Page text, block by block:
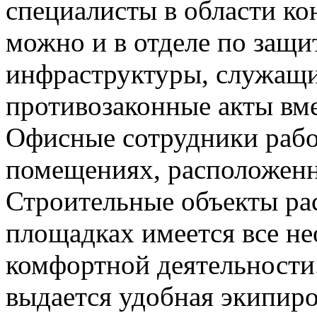
специалисты в области
можно и в отделе по
инфраструктуры,
противозаконные акты
Офисные сотрудники
помещениях,
Строительные объекты
площадках имеется все
комфортной
выдается удобная